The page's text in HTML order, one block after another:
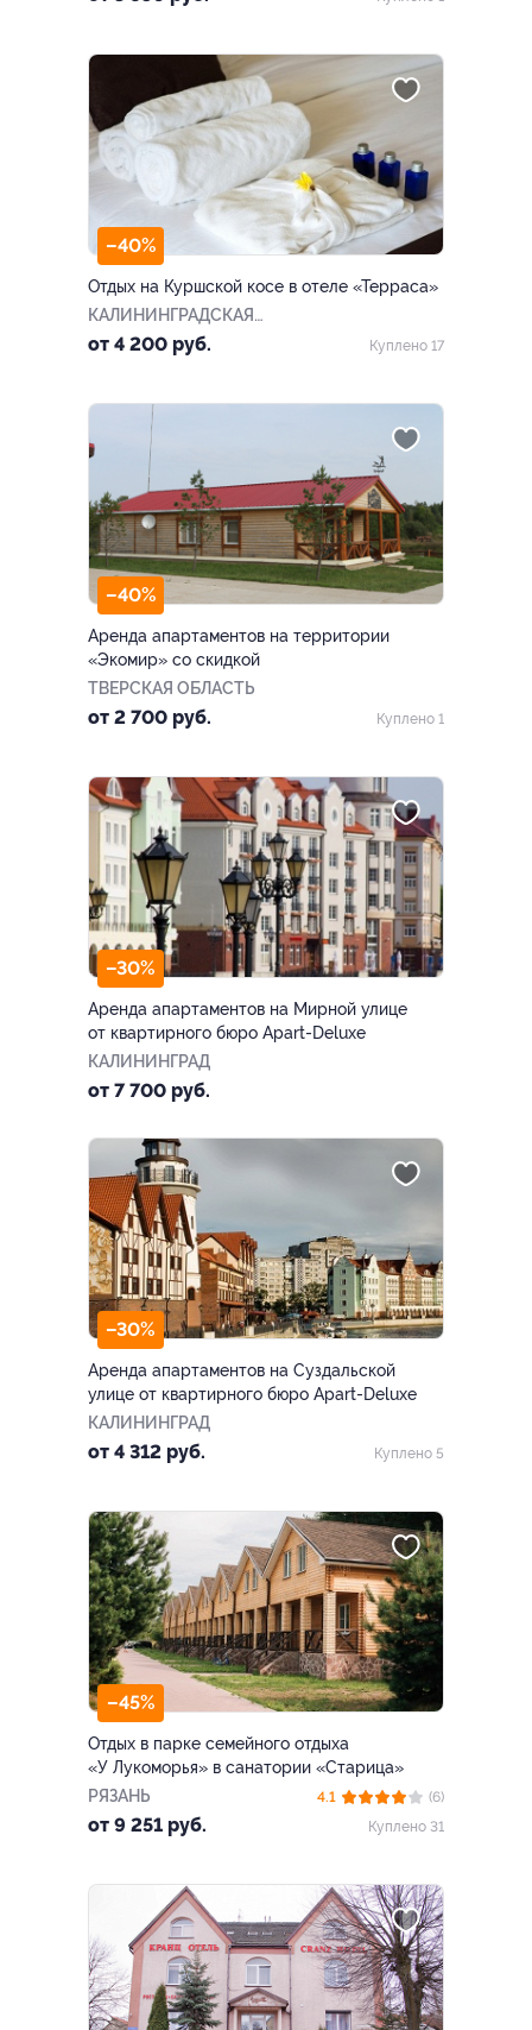
–40%
Отдых на Куршской косе в отеле «Терраса»
КАЛИНИНГРАДСКАЯ
ОБЛАСТЬ
от 4 200 руб. Куплено 17
–40%
Аренда апартаментов на территории
«Экомир» со скидкой
ТВЕРСКАЯ ОБЛАСТЬ
от 2 700 руб. Куплено 1
–30%
Аренда апартаментов на Мирной улице
от квартирного бюро Apart-Deluxe
КАЛИНИНГРАД
от 7 700 руб.
–30%
Аренда апартаментов на Суздальской
улице от квартирного бюро Apart-Deluxe
КАЛИНИНГРАД
от 4 312 руб. Куплено 5
–45%
Отдых в парке семейного отдыха
«У Лукоморья» в санатории «Старица»
РЯЗАНЬ
от 9 251 руб.
4.1
(6)
Куплено 31